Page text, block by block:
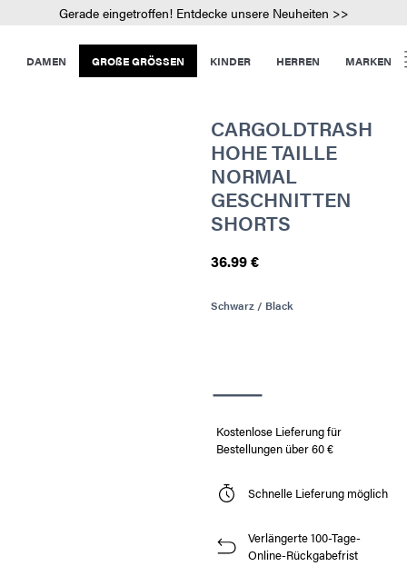
Gerade eingetroffen! Entdecke unsere Neuheiten >>
DAMEN GROßE GRÖSSEN KINDER HERREN MARKEN
CARGOLDTRASH
HOHE TAILLE
NORMAL
GESCHNITTEN
SHORTS
36.99 €
Schwarz / Black
Kostenlose Lieferung für
Bestellungen über 60 €
Schnelle Lieferung möglich
Verlängerte 100-Tage-
Online-Rückgabefrist